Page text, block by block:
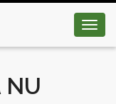
NU